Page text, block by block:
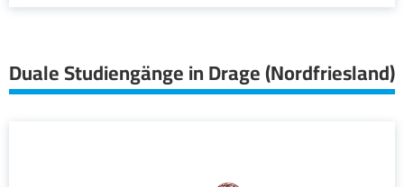
Duale Studiengänge in Drage (Nordfriesland)